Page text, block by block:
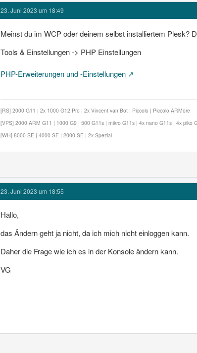
23. Juni 2023 um 18:49
Meinst du im WCP oder deinem selbst installiertem Plesk?
Tools & Einstellungen -> PHP Einstellungen
PHP-Erweiterungen und -Einstellungen
[RS] 2000 G11 | 2x 1000 G12 Pro | 2x Vincent van Bot | Piccolo | Piccolo ARMore
[VPS] 2000 ARM G11 | 1000 G9 | 500 G11s | mikro G11s | 4x nano G11s | 4x piko
[WH] 8000 SE | 4000 SE | 2000 SE | 2x Spezial
23. Juni 2023 um 18:55
Hallo,
das Ändern geht ja nicht, da ich mich nicht einloggen kann.
Daher die Frage wie ich es in der Konsole ändern kann.
VG